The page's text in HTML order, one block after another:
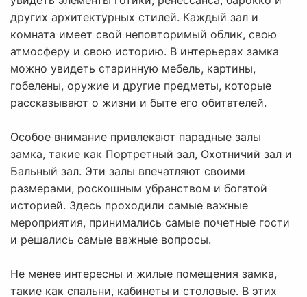
других архитектурных стилей. Каждый зал и
комната имеет свой неповторимый облик, свою
атмосферу и свою историю. В интерьерах замка
можно увидеть старинную мебель, картины,
гобелены, оружие и другие предметы, которые
рассказывают о жизни и быте его обитателей.
Особое внимание привлекают парадные залы
замка, такие как Портретный зал, Охотничий зал и
Бальный зал. Эти залы впечатляют своими
размерами, роскошным убранством и богатой
историей. Здесь проходили самые важные
мероприятия, принимались самые почетные гости
и решались самые важные вопросы.
Не менее интересны и жилые помещения замка,
такие как спальни, кабинеты и столовые. В этих